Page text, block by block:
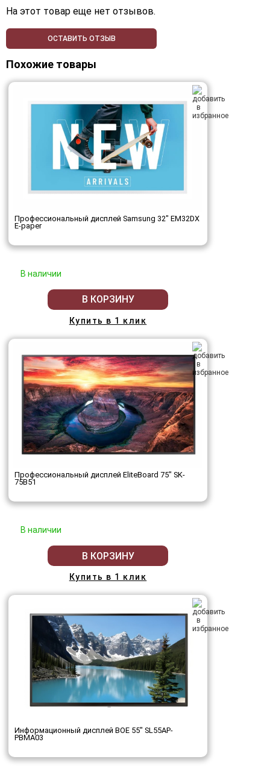
На этот товар еще нет отзывов.
ОСТАВИТЬ ОТЗЫВ
Похожие товары
Профессиональный дисплей Samsung 32" EM32DX
E-paper
В наличии
В КОРЗИНУ
Купить в 1 клик
Профессиональный дисплей EliteBoard 75" SK-
75B51
В наличии
В КОРЗИНУ
Купить в 1 клик
Информационный дисплей BOE 55" SL55AP-
PBMA03